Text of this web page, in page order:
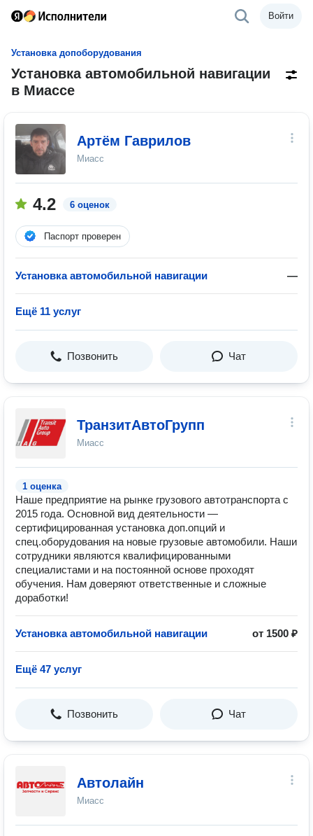
Войти
Установка допоборудования
Установка автомобильной навигации
в Миассе
Артём Гаврилов
Миасс
4.2 6 оценок
Паспорт проверен
Установка автомобильной навигации —
Ещё 11 услуг
Позвонить Чат
ТранзитАвтоГрупп
Миасс
1 оценка
Наше предприятие на рынке грузового автотранспорта с
2015 года. Основной вид деятельности —
сертифицированная установка доп.опций и
спец.оборудования на новые грузовые автомобили. Наши
сотрудники являются квалифицированными
специалистами и на постоянной основе проходят
обучения. Нам доверяют ответственные и сложные
доработки!
Установка автомобильной навигации от 1500 ₽
Ещё 47 услуг
Позвонить Чат
Автолайн
Миасс